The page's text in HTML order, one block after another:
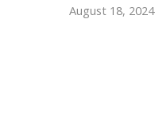
August 18, 2024